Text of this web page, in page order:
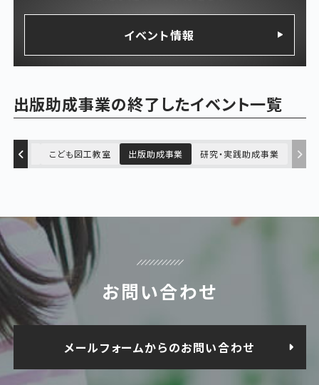
イベント情報
出版助成事業の終了したイベント一覧
修会 こども図工教室 出版助成事業 研究・実践助成事業
お問い合わせ
メールフォームからのお問い合わせ